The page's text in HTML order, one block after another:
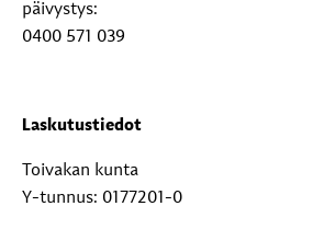
päivystys:
0400 571 039
Laskutustiedot
Toivakan kunta
Y-tunnus: 0177201-0